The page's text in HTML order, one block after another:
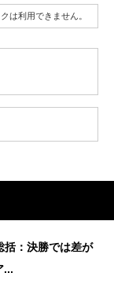
は利用できません。
括：決勝では差が
...